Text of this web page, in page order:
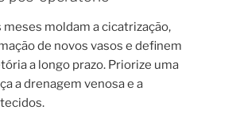
moldam a cicatrização,
de novos vasos e definem
a longo prazo. Priorize uma
a drenagem venosa e a